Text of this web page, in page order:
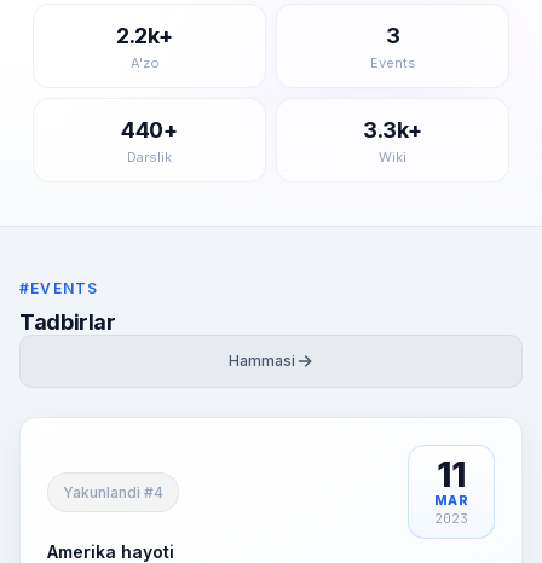
2.2k+
A'zo
3
Events
440+
Darslik
3.3k+
Wiki
#EVENTS
Tadbirlar
Hammasi
Yakunlandi #4 11
MAR
2023
Amerika hayoti